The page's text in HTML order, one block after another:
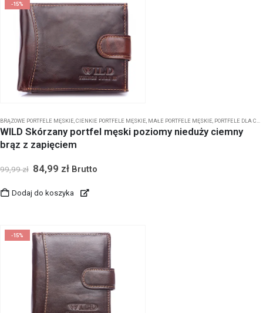
-15%
BRĄZOWE PORTFELE MĘSKIE CIENKIE PORTFELE MĘSKIE MAŁE PORTFELE MĘSKIE PORTFELE DLA CHŁOPCA
WILD Skórzany portfel męski poziomy nieduży ciemny
brąz z zapięciem
99,99zł 84,99 zł Brutto
Dodaj do koszyka
-15%